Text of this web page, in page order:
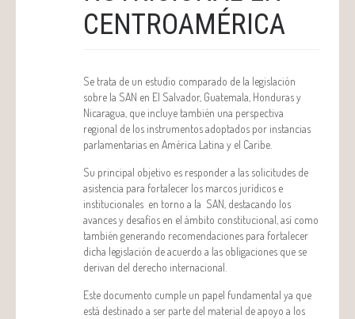
CENTROAMÉRICA
Se trata de un estudio comparado de la legislación
sobre la SAN en El Salvador, Guatemala, Honduras y
Nicaragua, que incluye también una perspectiva
regional de los instrumentos adoptados por instancias
parlamentarias en América Latina y el Caribe.
Su principal objetivo es responder a las solicitudes de
asistencia para fortalecer los marcos jurídicos e
institucionales en torno a la SAN, destacando los
avances y desafíos en el ámbito constitucional, así como
también generando recomendaciones para fortalecer
dicha legislación de acuerdo a las obligaciones que se
derivan del derecho internacional.
Este documento cumple un papel fundamental ya que
está destinado a ser parte del material de apoyo a los